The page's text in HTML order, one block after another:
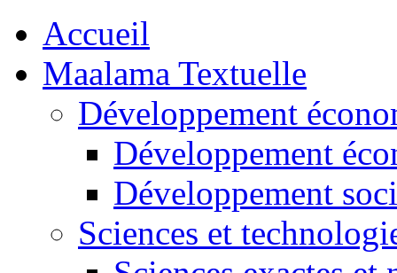
Accueil
Maalama Textuelle
Développement
Développement
Développement
Sciences et